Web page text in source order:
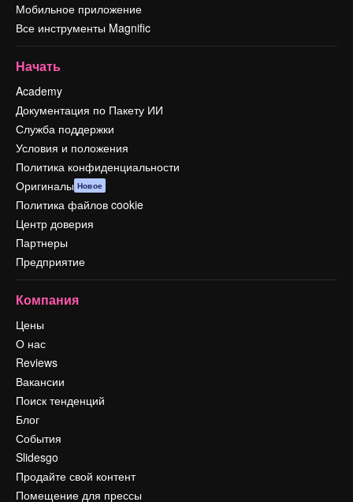
Мобильное приложение
Все инструменты Magnific
Начать
Academy
Документация по Пакету ИИ
Служба поддержки
Условия и положения
Политика конфиденциальности
Оригиналы Новое
Политика файлов cookie
Центр доверия
Партнеры
Предприятие
Компания
Цены
О нас
Reviews
Вакансии
Поиск тенденций
Блог
События
Slidesgo
Продайте свой контент
Помещение для прессы